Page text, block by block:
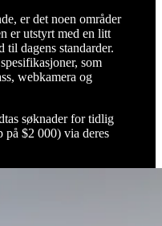
er det noen områder
er utstyrt med en litt
til dagens standarder.
som
webkamera og
søknader for tidlig
på $2 000) via deres